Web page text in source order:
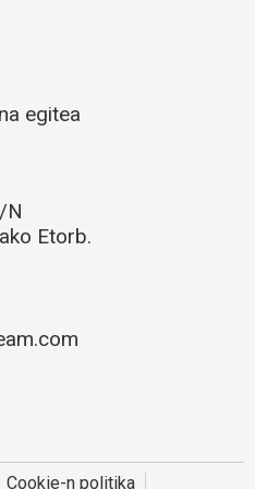
egitea
N
Etorb.
Cookie-n politika